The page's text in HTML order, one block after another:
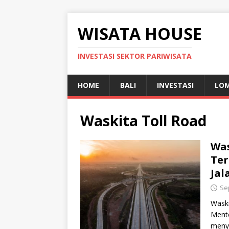
WISATA HOUSE
INVESTASI SEKTOR PARIWISATA
HOME BALI INVESTASI
Waskita Toll Road